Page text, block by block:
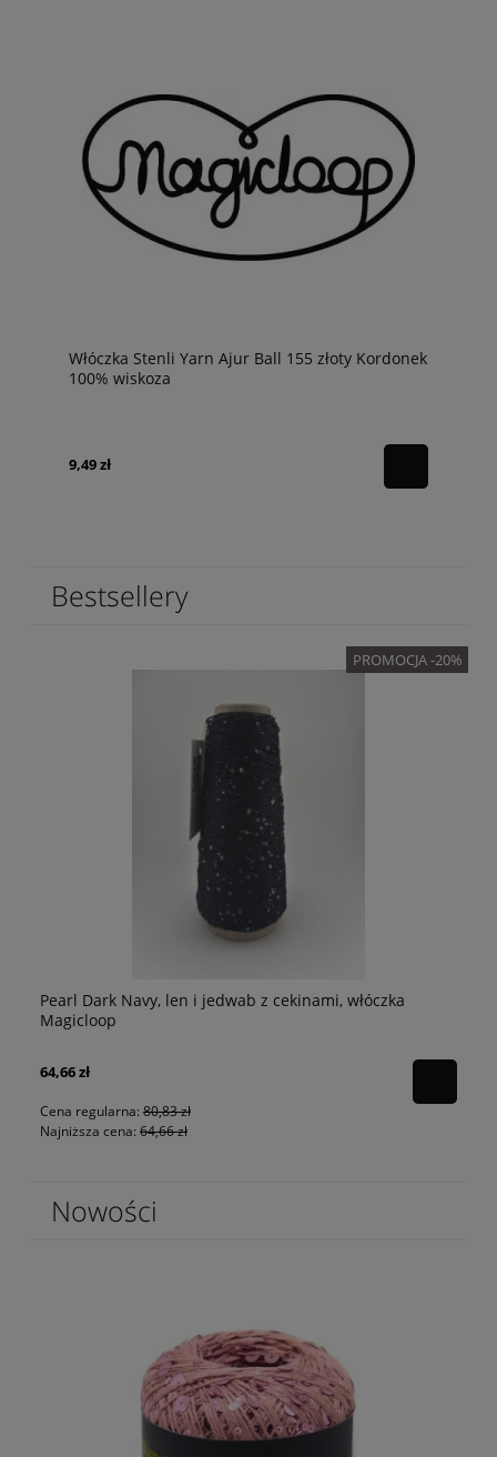
Włóczka Stenli Yarn Ajur Ball 155 złoty Kordonek
100% wiskoza
9,49 zł
Bestsellery
PROMOCJA -20%
Pearl Dark Navy, len i jedwab z cekinami, włóczka
Magicloop
64,66 zł
Cena regularna: 80,83 zł
Najniższa cena: 64,66 zł
Nowości